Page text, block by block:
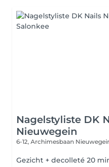
Nagelstyliste DK
Nieuwegein
6-12, Archimesbaan
Gezicht + decolleté 20